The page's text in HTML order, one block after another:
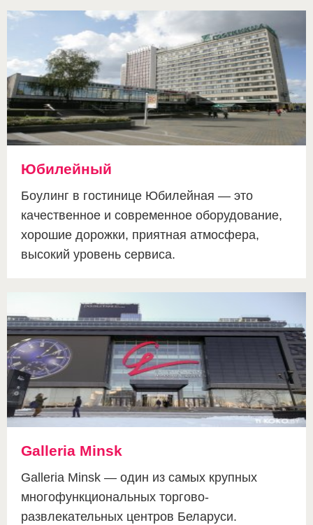
Юбилейный
Боулинг в гостинице Юбилейная — это
качественное и современное оборудование,
хорошие дорожки, приятная атмосфера,
высокий уровень сервиса.
Galleria Minsk
Galleria Minsk — один из самых крупных
многофункциональных торгово-
развлекательных центров Беларуси.